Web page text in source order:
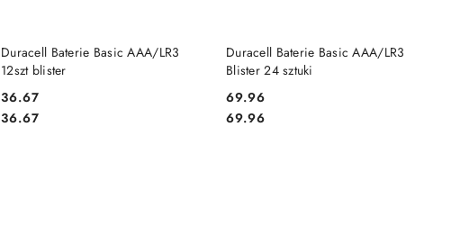
Duracell Baterie Basic AAA/LR3
12szt blister
Cena:
36.67
Cena:
36.67
DO KOSZYKA
Duracell Baterie Basic AAA/LR3
Blister 24 sztuki
Cena:
69.96
Cena:
69.96
DO KOSZYKA